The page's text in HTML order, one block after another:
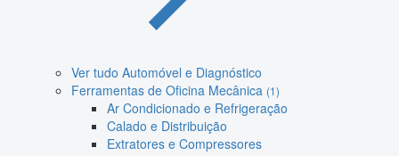
Ver tudo Automóvel e Diagnóstico
Ferramentas de Oficina Mecânica (1)
Ar Condicionado e Refrigeração
Calado e Distribuição
Extratores e Compressores